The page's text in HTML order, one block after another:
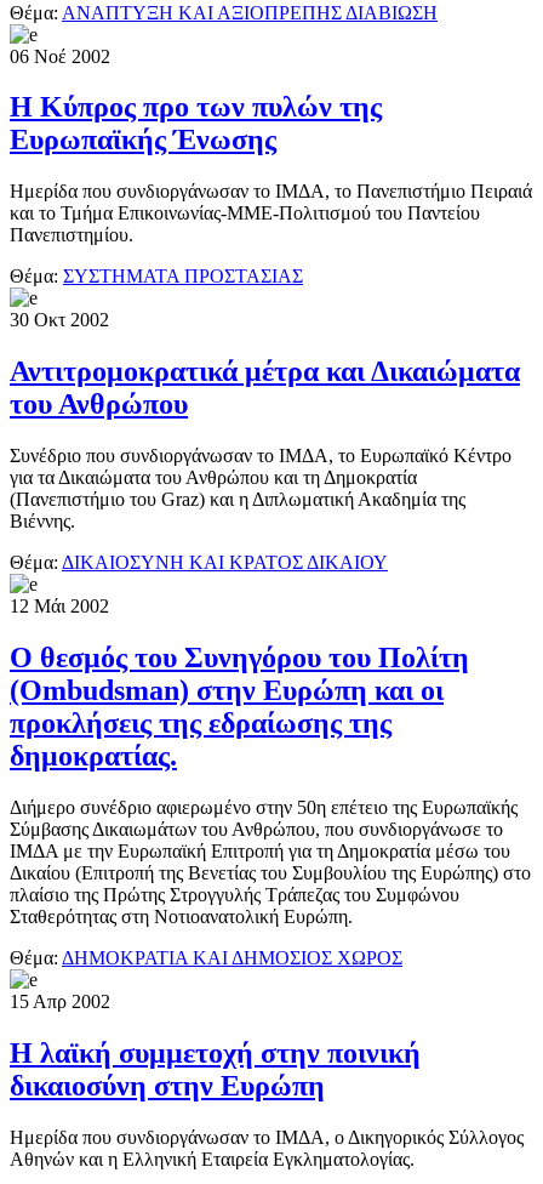
Θέμα: ΑΝΑΠΤΥΞΗ ΚΑΙ ΑΞΙΟΠΡΕΠΗΣ ΔΙΑΒΙΩΣΗ
06 Νοέ 2002
Η Κύπρος προ των πυλών της
Ευρωπαϊκής Ένωσης
Ημερίδα που συνδιοργάνωσαν το ΙΜΔΑ, το Πανεπιστήμιο Πειραιά
και το Τμήμα Επικοινωνίας-ΜΜΕ-Πολιτισμού του Παντείου
Πανεπιστημίου.
Θέμα: ΣΥΣΤΗΜΑΤΑ ΠΡΟΣΤΑΣΙΑΣ
30 Οκτ 2002
Αντιτρομοκρατικά μέτρα και Δικαιώματα
του Ανθρώπου
Συνέδριο που συνδιοργάνωσαν το ΙΜΔΑ, το Ευρωπαϊκό Κέντρο
για τα Δικαιώματα του Ανθρώπου και τη Δημοκρατία
(Πανεπιστήμιο του Graz) και η Διπλωματική Ακαδημία της
Βιέννης.
Θέμα: ΔΙΚΑΙΟΣΥΝΗ ΚΑΙ ΚΡΑΤΟΣ ΔΙΚΑΙΟΥ
12 Μάι 2002
Ο θεσμός του Συνηγόρου του Πολίτη
(Ombudsman) στην Ευρώπη και οι
προκλήσεις της εδραίωσης της
δημοκρατίας.
Διήμερο συνέδριο αφιερωμένο στην 50η επέτειο της Ευρωπαϊκής
Σύμβασης Δικαιωμάτων του Ανθρώπου, που συνδιοργάνωσε το
ΙΜΔΑ με την Ευρωπαϊκή Επιτροπή για τη Δημοκρατία μέσω του
Δικαίου (Επιτροπή της Βενετίας του Συμβουλίου της Eυρώπης) στο
πλαίσιο της Πρώτης Στρογγυλής Τράπεζας του Συμφώνου
Σταθερότητας στη Νοτιοανατολική Ευρώπη.
Θέμα: ΔΗΜΟΚΡΑΤΙΑ ΚΑΙ ΔΗΜΟΣΙΟΣ ΧΩΡΟΣ
15 Απρ 2002
Η λαϊκή συμμετοχή στην ποινική
δικαιοσύνη στην Ευρώπη
Ημερίδα που συνδιοργάνωσαν το ΙΜΔΑ, ο Δικηγορικός Σύλλογος
Αθηνών και η Ελληνική Εταιρεία Εγκληματολογίας.